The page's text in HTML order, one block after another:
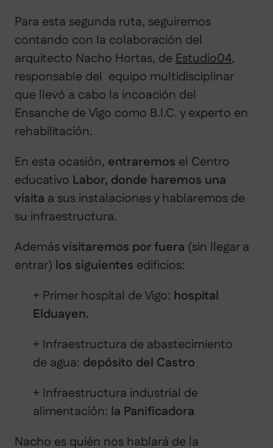
Para esta segunda ruta, seguiremos
contando con la colaboración del
arquitecto Nacho Hortas, de Estudio04,
responsable del equipo multidisciplinar
que llevó a cabo la incoación del
Ensanche de Vigo como B.I.C. y experto en
rehabilitación.
En esta ocasión, entraremos el Centro
educativo Labor, donde haremos una
visita a sus instalaciones y hablaremos de
su infraestructura.
Ademásvisitaremos por fuera (sin llegar a
entrar) los siguientes edificios:
+ Primer hospital de Vigo: hospital
Elduayen.
+ Infraestructura de abastecimiento
de agua: depósito del Castro
+ Infraestructura industrial de
alimentación: la Panificadora
Nacho es quién nos hablará de la